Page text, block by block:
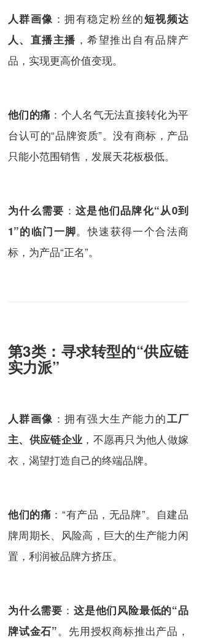
人群画像 ：拥有稳定粉丝的短视频达
人、直播主播 ，希望推出自有品牌产
品，实现更高价值变现。
他们的痛 ：个人名气无法直接转化为平
台认可的“品牌资质”。没有商标，产品
只能小范围销售，发展天花板极低。
为什么需要 ： 这是他们品牌化“从0到
1”的临门一脚。快速获得一个合法商
标，为产品“正名”。
第3类：寻求转型的“供应链
实力派”
人群画像 ：拥有强大生产能力的工厂
主、供应链企业 ，不愿再只为他人做嫁
衣，渴望打造自己的终端品牌。
他们的痛 ：“有产品，无品牌”。自建品
牌周期长、风险高，巨大的生产能力闲
置，利润被品牌方挤压。
为什么需要 ： 这是他们风险最低的“品
牌试金石”。先用授权商标推出产品，